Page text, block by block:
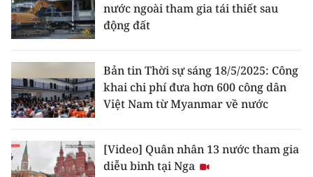
ENGLISH
FRANÇAIS
ESPAÑOL
nước ngoài tham gia tái thiết sau
động đất
Bản tin Thời sự sáng 18/5/2025: Công
khai chi phí đưa hơn 600 công dân
Việt Nam từ Myanmar về nước
[Video] Quân nhân 13 nước tham gia
diễu binh tại Nga